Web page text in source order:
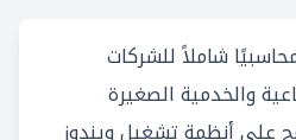
شاملاً للشركات
والخدمية الصغيرة
على أنظمة تشغيل ويندوز